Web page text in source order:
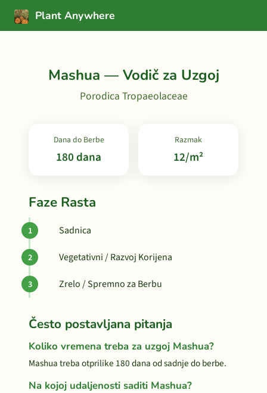
Plant Anywhere
Mashua — Vodič za Uzgoj
Porodica Tropaeolaceae
Dana do Berbe
180 dana
Razmak
12/m²
Faze Rasta
Sadnica
Vegetativni / Razvoj Korijena
Zrelo / Spremno za Berbu
Često postavljana pitanja
Koliko vremena treba za uzgoj Mashua?
Mashua treba otprilike 180 dana od sadnje do berbe.
Na kojoj udaljenosti saditi Mashua?